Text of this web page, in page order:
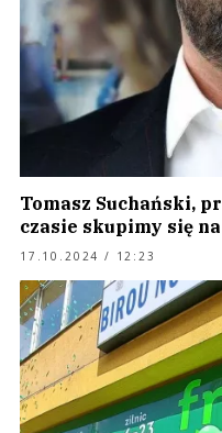
Tomasz Suchański,
czasie skupimy się
17.10.2024 / 12:23